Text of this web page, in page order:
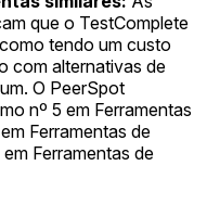
que o TestComplete
tendo um custo
com alternativas de
O PeerSpot
nº 5 em Ferramentas
Ferramentas de
Ferramentas de